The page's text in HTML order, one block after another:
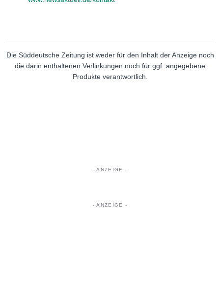
Die Süddeutsche Zeitung ist weder für den Inhalt der Anzeige noch
die darin enthaltenen Verlinkungen noch für ggf. angegebene
Produkte verantwortlich.